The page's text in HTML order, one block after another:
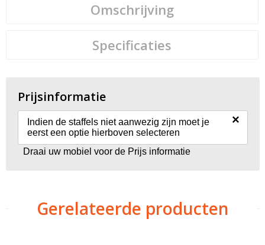
Omschrijving
Specificaties
Prijsinformatie
Indien de staffels niet aanwezig zijn moet je
eerst een optie hierboven selecteren
×
Draai uw mobiel voor de Prijs informatie
Gerelateerde producten